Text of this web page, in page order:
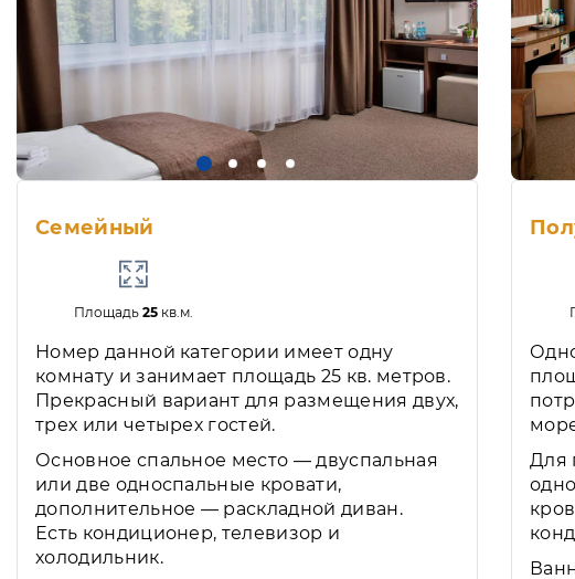
Семейный
Площадь 25кв.м.
Номер данной категории имеет одну
комнату и занимает площадь 25 кв. метров.
Прекрасный вариант для размещения двух,
трех или четырех гостей.
Основное спальное место — двуспальная
или две односпальные кровати,
дополнительное — раскладной диван.
Есть кондиционер, телевизор и
холодильник.
Для